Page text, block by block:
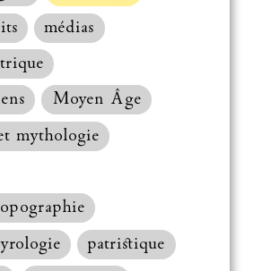
médias
Moyen Âge
mythologie
patristique